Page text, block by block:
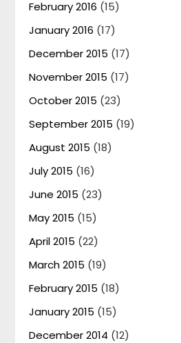
February 2016 (15)
January 2016 (17)
December 2015 (17)
November 2015 (17)
October 2015 (23)
September 2015 (19)
August 2015 (18)
July 2015 (16)
June 2015 (23)
May 2015 (15)
April 2015 (22)
March 2015 (19)
February 2015 (18)
January 2015 (15)
December 2014 (12)